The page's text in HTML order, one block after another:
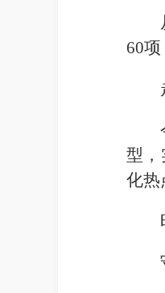
60
型，
化热